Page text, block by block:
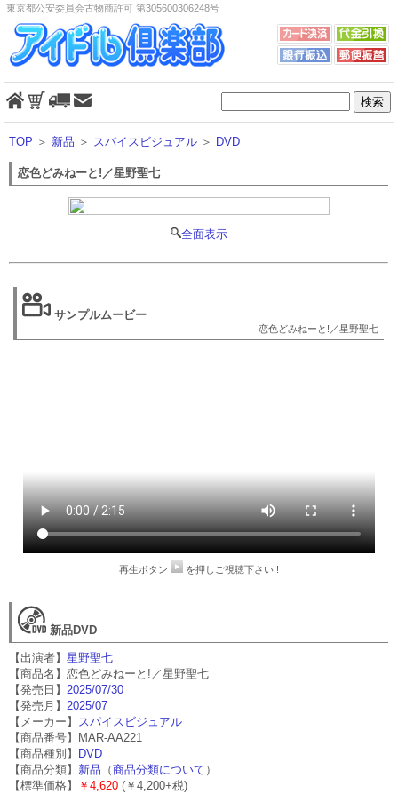
東京都公安委員会古物商許可 第305600306248号
TOP ＞ 新品 ＞ スパイスビジュアル ＞ DVD
恋色どみねーと!／星野聖七
全面表示
サンプルムービー
恋色どみねーと!／星野聖七
再生ボタン を押しご視聴下さい!!
新品DVD
【出演者】星野聖七
【商品名】恋色どみねーと!／星野聖七
【発売日】2025/07/30
【発売月】2025/07
【メーカー】 スパイスビジュアル
【商品番号】MAR-AA221
【商品種別】
DVD
【商品分類】 新品 （商品分類について ）
【標準価格】
￥4,620 (￥4,200+税)